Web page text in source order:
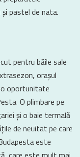
pastel de nata.
pentru băile sale
orașul
o oportunitate
O plimbare pe
și o baie termală
de neuitat pe care
este